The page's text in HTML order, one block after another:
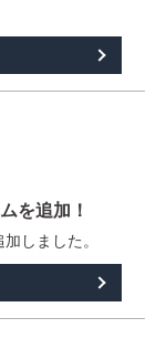
を追加！
しました。